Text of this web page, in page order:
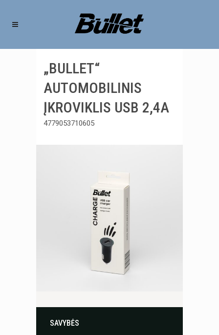
„BULLET“
AUTOMOBILINIS
ĮKROVIKLIS USB 2,4A
4779053710605
SAVYBĖS